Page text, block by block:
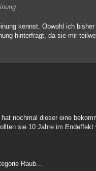
kennst. Obwohl ich
hinterfragt, da sie mir
nochmal dieser eine
sie 10 Jahre im
Raub...